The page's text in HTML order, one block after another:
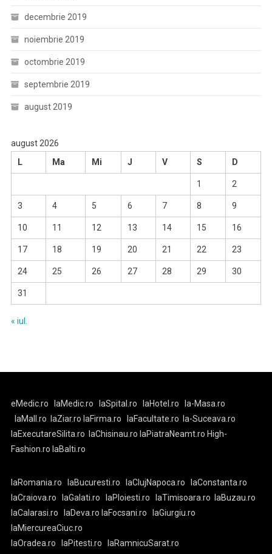
decembrie 2019
noiembrie 2019
octombrie 2019
septembrie 2019
august 2019
august 2026
L
Ma Mi J V S D
1 2
3 4 5 6 7 8 9
10 11 12 13 14 15 16
17 18 19 20 21 22 23
24 25 26 27 28 29 30
31
« iul.
eMedic.ro laMedic.ro laSpital.ro laHotel.ro
la-Masa.ro
laMall.ro
laZiar.ro laFirma.ro laFacultate.ro
la-Suceava.ro
laExecutareSilita.ro
laChisinau.ro laPiatraNeamt.ro High-
Fashion.ro laBalti.ro
laRomania.ro laBucuresti.ro laClujNapoca.ro
laConstanta.ro
laCraiova.ro
laGalati.ro laPloiesti.ro laTimisoara.ro
laBuzau.ro
laCalarasi.ro
laDeva.ro laFocsani.ro
laGiurgiu.ro
laMiercureaCiuc.ro
laOradea.ro
laPitesti.ro
laRamnicuSarat.ro